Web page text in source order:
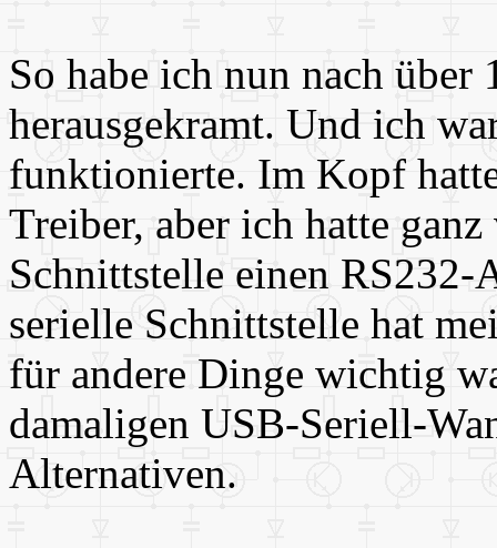
So habe ich nun nach über
herausgekramt. Und ich
funktionierte. Im Kopf
Treiber, aber ich hatte
Schnittstelle einen RS232-
serielle Schnittstelle hat
für andere Dinge wichtig
damaligen USB-Seriell-
Alternativen.